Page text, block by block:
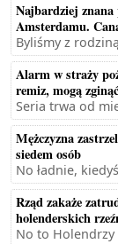
Najbardziej
Amsterdamu.
Byliśmy z
Alarm w straży
remiz, mogą
Seria trwa od
Mężczyzna
siedem osób
No ładnie,
Rząd zakaże
holenderskich
No to Holendrzy